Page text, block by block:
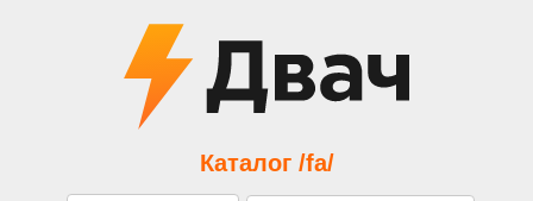
Каталог /fa/